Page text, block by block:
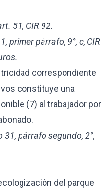
51, CIR 92.
primer párrafo, 9°, c, CIR
correspondiente
constituye una
(7) al trabajador por
párrafo segundo, 2°,
del parque